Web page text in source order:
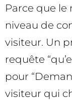
Parce que le
niveau de
visiteur. Un
requête
pour
visiteur qui